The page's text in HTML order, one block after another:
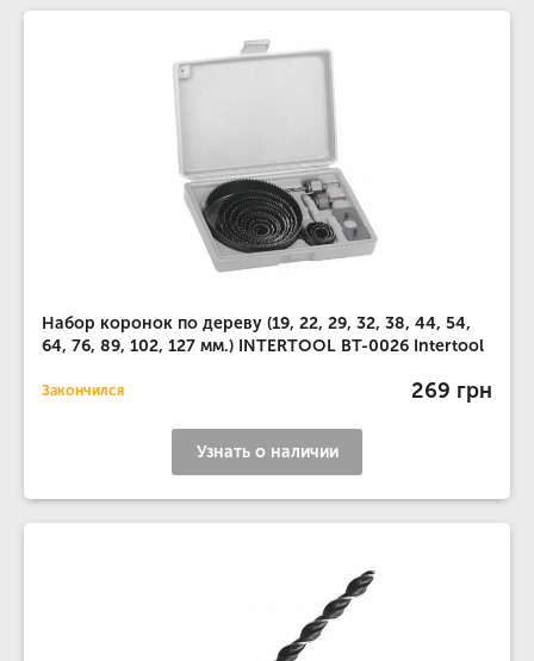
Набор коронок по дереву (19, 22, 29, 32, 38, 44, 54,
64, 76, 89, 102, 127 мм.) INTERTOOL BT-0026 Intertool
Закончился 269 грн
Узнать о наличии